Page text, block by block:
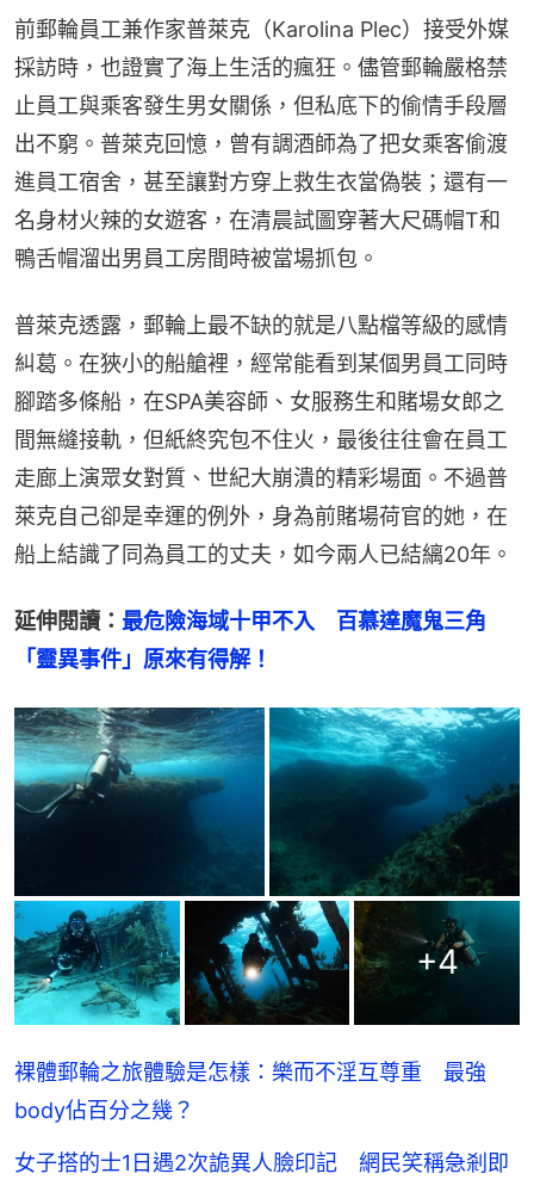
前郵輪員工兼作家普萊克（Karolina Plec）接受外媒
採訪時，也證實了海上生活的瘋狂。儘管郵輪嚴格禁
止員工與乘客發生男女關係，但私底下的偷情手段層
出不窮。普萊克回憶，曾有調酒師為了把女乘客偷渡
進員工宿舍，甚至讓對方穿上救生衣當偽裝；還有一
名身材火辣的女遊客，在清晨試圖穿著大尺碼帽T和
鴨舌帽溜出男員工房間時被當場抓包。
普萊克透露，郵輪上最不缺的就是八點檔等級的感情
糾葛。在狹小的船艙裡，經常能看到某個男員工同時
腳踏多條船，在SPA美容師、女服務生和賭場女郎之
間無縫接軌，但紙終究包不住火，最後往往會在員工
走廊上演眾女對質、世紀大崩潰的精彩場面。不過普
萊克自己卻是幸運的例外，身為前賭場荷官的她，在
船上結識了同為員工的丈夫，如今兩人已結縭20年。
延伸閱讀： 最危險海域十甲不入　百慕達魔鬼三角
「靈異事件」原來有得解！
+4
裸體郵輪之旅體驗是怎樣：樂而不淫互尊重 最強
body佔百分之幾？
女子搭的士1日遇2次詭異人臉印記 網民笑稱急剎即